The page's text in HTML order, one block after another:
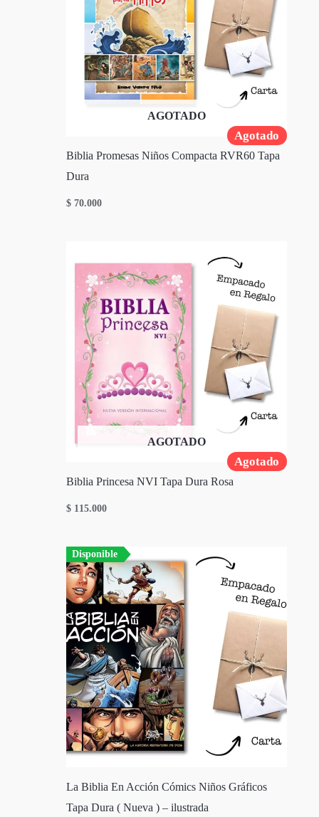
Agotado
AGOTADO
Biblia Promesas Niños Compacta RVR60 Tapa
Dura
$ 70.000
Agotado
AGOTADO
Biblia Princesa NVI Tapa Dura Rosa
$ 115.000
Disponible
La Biblia En Acción Cómics Niños Gráficos
Tapa Dura ( Nueva ) – ilustrada